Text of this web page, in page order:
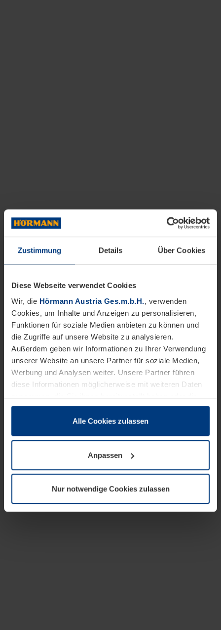
Zustimmung Details Über Cookies
Diese Webseite verwendet Cookies
Wir, die Hörmann Austria Ges.m.b.H., verwenden
Cookies, um Inhalte und Anzeigen zu personalisieren,
Funktionen für soziale Medien anbieten zu können und
die Zugriffe auf unsere Website zu analysieren.
Außerdem geben wir Informationen zu Ihrer Verwendung
unserer Website an unsere Partner für soziale Medien,
Werbung und Analysen weiter. Unsere Partner führen
diese Informationen möglicherweise mit weiteren Daten
zusammen, die Sie ihnen bereitgestellt haben oder die
sie im Rahmen Ihrer Nutzung der Dienste gesammelt
wenn diese für den Betrieb dieser Seite unbedingt
notwendig sind. Für alle anderen Cookie-Typen benötigen
wir Ihre Erlaubnis. Ihre Einwilligung können Sie jederzeit
Datenschutzerklärungunserer Website ändern oder
widerrufen.
Alle Cookies zulassen
Anpassen
Nur notwendige Cookies zulassen